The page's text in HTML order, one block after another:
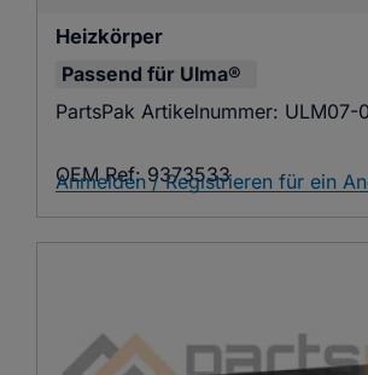
Heizkörper
Passend für Ulma®
PartsPak Artikelnummer: ULM07-
OEM Ref: 9373533
Anmelden / Registrieren für ein